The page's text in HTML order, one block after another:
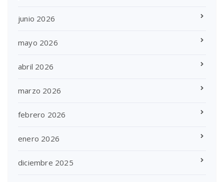
junio 2026
mayo 2026
abril 2026
marzo 2026
febrero 2026
enero 2026
diciembre 2025